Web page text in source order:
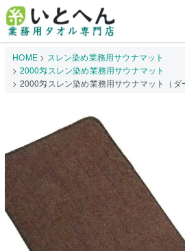
HOME
スレン染め業務用サウナマット
2000匁スレン染め業務用サウナマット
2000匁スレン染め業務用サウナマット（ダ